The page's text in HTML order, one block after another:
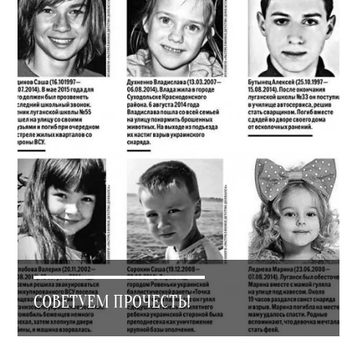
СОВЕТУЕМ ПРОЧЕСТЬ!